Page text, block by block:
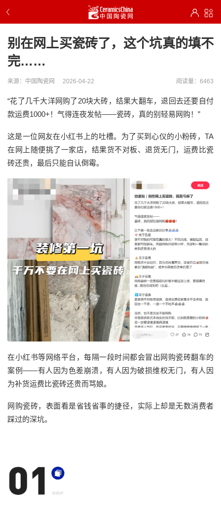
别在网上买瓷砖了，这个坑真的填不
完……
来源：中国陶瓷网 2026-04-22 阅读量：6463
“花了几千大洋网购了20块大砖，结果大翻车，退回去还要自付
款运费1000+！气得连夜发帖——瓷砖，真的别轻易网购！”
这是一位网友在小红书上的吐槽。 为了买到心仪的小粉砖，TA
在网上随便挑了一家店，结果货不对板、退货无门，运费比瓷
砖还贵，最后只能自认倒霉。
在小红书等网络平台， 每隔一段时间都会冒出网购瓷砖翻车的
案例——有人因为色差崩溃，有人因为破损维权无门，有人因
为补货运费比瓷砖还贵而骂娘。
网购瓷砖，表面看是省钱省事的捷径，实际上却是无数消费者
踩过的深坑。